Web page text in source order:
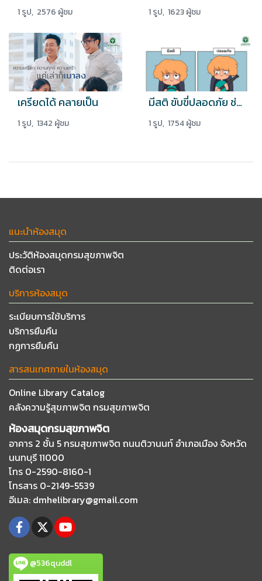
1 รูป, 2576 ผู้ชม 1 รูป, 1623 ผู้ชม
เครียดได้ คลายเป็น
1 รูป, 1342 ผู้ชม
มีสติ ขับขี่ปลอดภัย ช่วงเทศกาลปีใหม่
1 รูป, 1754 ผู้ชม
แนะนำห้องสมุด
ประวัติห้องสมุดกรมสุขภาพจิต
ติดต่อเรา
บริการห้องสมุด
ระเบียบการใช้บริการ
บริการยืมคืน
กฏการยืมคืน
สารสนเทศภายในห้องสมุด
Online Library Catalog
คลังความรู้สุขภาพจิต กรมสุขภาพจิต
ห้องสมุดกรมสุขภาพจิต
อาคาร 2 ชั้น 5 กรมสุขภาพจิต ถนนติวานนท์ อำเภอเมือง จังหวัด
นนทบุรี 11000
โทร 0-2590-8160-1
โทรสาร 0-2149-5539
อีเมล: dmhelibrary@gmail.com
@536quddl